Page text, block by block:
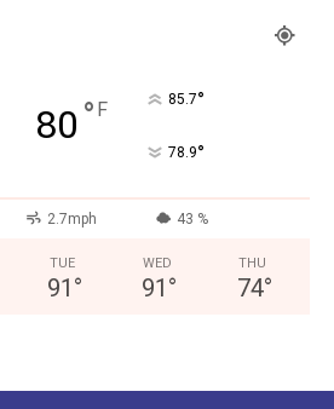
80 ° F 85.7°
78.9°
2.7mph 43 %
TUE
91 °
WED
91 °
THU
74°